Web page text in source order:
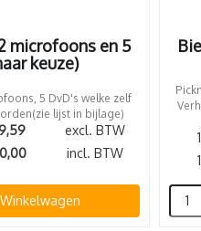
microfoons en 5
keuze)
5 DvD's welke zelf
lijst in bijlage)
excl. BTW
incl. BTW